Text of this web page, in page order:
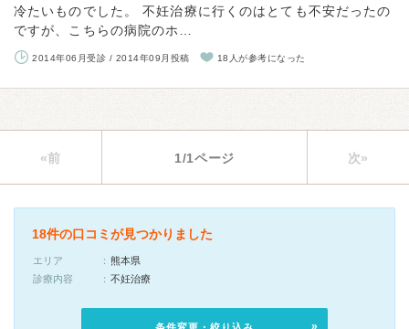
冷たいものでした。 不妊治療に行くのはとても不安だったの
ですが、こちらの病院のホ…
2014年06月受診 / 2014年09月投稿 18人が参考になった
«前 1/1ページ 次»
18件の口コミが見つかりました
エリア
熊本県
診療内容
不妊治療